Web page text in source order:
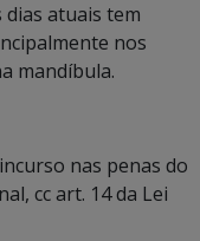
dias atuais tem
nos
mandíbula.
nas penas do
cc art. 14 da Lei